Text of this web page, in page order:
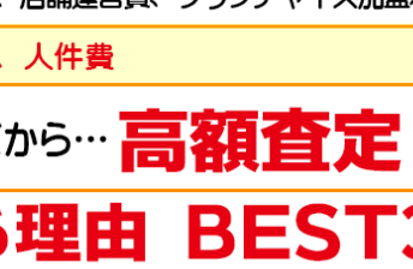
ル ハーディ フライリール